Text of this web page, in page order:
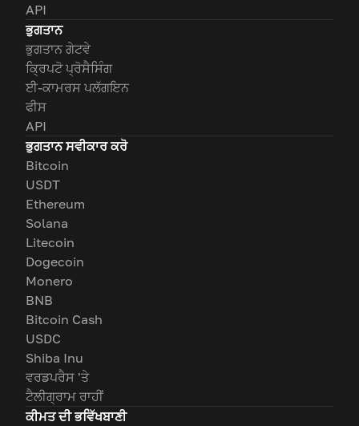
API
ਭੁਗਤਾਨ
ਭੁਗਤਾਨ ਗੇਟਵੇ
ਕ੍ਰਿਪਟੋ ਪ੍ਰੋਸੈਸਿੰਗ
ਈ-ਕਾਮਰਸ ਪਲੱਗਇਨ
ਫੀਸ
API
ਭੁਗਤਾਨ ਸਵੀਕਾਰ ਕਰੋ
Bitcoin
USDT
Ethereum
Solana
Litecoin
Dogecoin
Monero
BNB
Bitcoin Cash
USDC
Shiba Inu
ਵਰਡਪਰੈਸ 'ਤੇ
ਟੈਲੀਗ੍ਰਾਮ ਰਾਹੀਂ
ਕੀਮਤ ਦੀ ਭਵਿੱਖਬਾਣੀ